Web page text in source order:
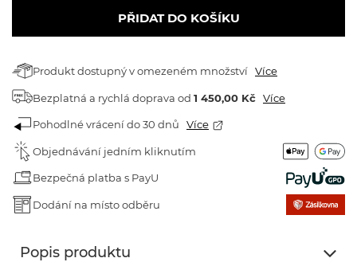
PŘIDAT DO KOŠÍKU
Produkt dostupný v omezeném množství Více
Bezplatná a rychlá doprava od 1 450,00 Kč Více
Pohodlné vrácení do 30 dnů Více
Objednávání jedním kliknutím
Bezpečná platba s PayU
Dodání na místo odběru
Popis produktu